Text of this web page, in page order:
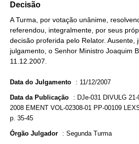
Decisão
A Turma, por votação unânime,
referendou, integralmente, por seus
decisão proferida pelo Relator. Ausente,
julgamento, o Senhor Ministro Joaquim
11.12.2007.
Data do Julgamento : 11/12/2007
Data da Publicação : DJe-031 DIVULG
2008 EMENT VOL-02308-01 PP-00109
p. 35-45
Órgão Julgador : Segunda Turma